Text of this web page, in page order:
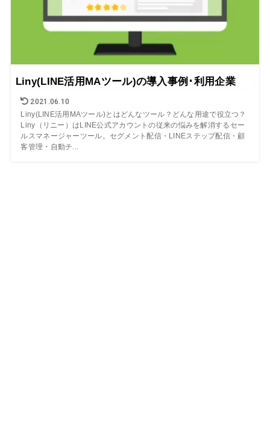
Liny(LINE活用MAツール)の導入事例･利用企業
2021.06.10
Liny(LINE活用MAツール)とはどんなツール？どんな用途で役立つ？
Liny（リニー）はLINE公式アカウントの従来の悩みを解消するセー
ルスマネージャーツール。セグメント配信・LINEステップ配信・顧
客管理・自動チ...